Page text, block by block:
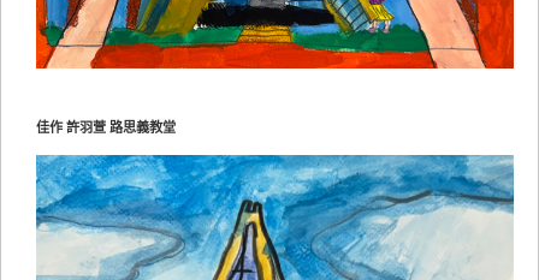
佳作 許羽萱 路思義教堂